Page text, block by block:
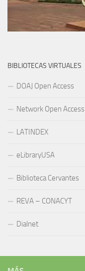
BIBLIOTECAS VIRTUALES
DOAJ Open Access
Network Open Access
LATINDEX
eLibraryUSA
Biblioteca Cervantes
REVA – CONACYT
Dialnet